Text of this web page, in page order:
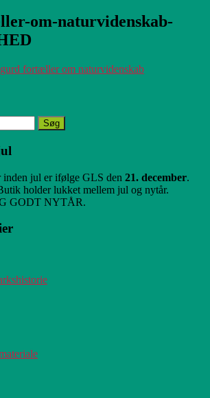
om-naturvidenskab-
Søg
inden jul er ifølge GLS den 21. december.
holder lukket mellem jul og nytår.
GODT NYTÅR.